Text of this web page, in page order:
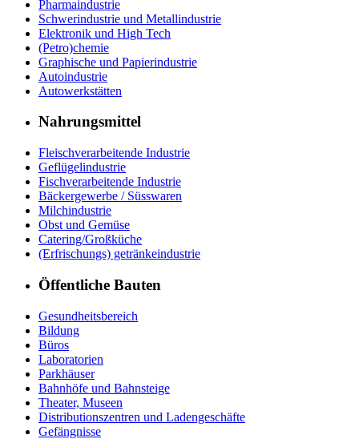
Pharmaindustrie
Schwerindustrie und Metallindustrie
Elektronik und High Tech
(Petro)chemie
Graphische und Papierindustrie
Autoindustrie
Autowerkstätten
Nahrungsmittel
Fleischverarbeitende Industrie
Geflügelindustrie
Fischverarbeitende Industrie
Bäckergewerbe / Süsswaren
Milchindustrie
Obst und Gemüse
Catering/Großküche
(Erfrischungs) getränkeindustrie
Öffentliche Bauten
Gesundheitsbereich
Bildung
Büros
Laboratorien
Parkhäuser
Bahnhöfe und Bahnsteige
Theater, Museen
Distributionszentren und Ladengeschäfte
Gefängnisse